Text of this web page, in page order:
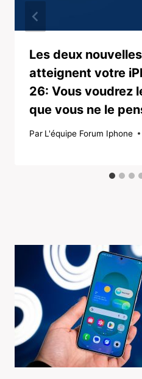
Les deux
atteignent votre
26: Vous voudrez
que vous ne le
Par L'équipe Forum Iphone